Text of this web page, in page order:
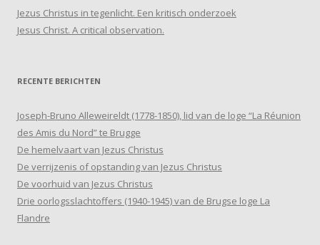
Jezus Christus in tegenlicht. Een kritisch onderzoek
Jesus Christ. A critical observation.
RECENTE BERICHTEN
Joseph-Bruno Alleweireldt (1778-1850), lid van de loge “La Réunion
des Amis du Nord” te Brugge
De hemelvaart van Jezus Christus
De verrijzenis of opstanding van Jezus Christus
De voorhuid van Jezus Christus
Drie oorlogsslachtoffers (1940-1945) van de Brugse loge La
Flandre